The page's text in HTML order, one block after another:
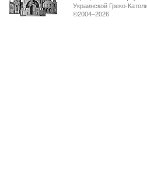
Украинской Греко-
©2004–2026